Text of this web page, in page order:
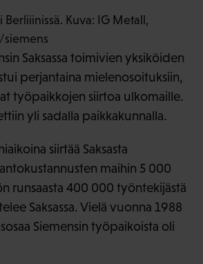
Saksassa toimivien yksiköiden
perjantaina mielenosoituksiin,
työpaikkojen siirtoa ulkomaille.
yli sadalla paikkakunnalla.
siirtää Saksasta
maihin 5 000
runsaasta 400 000 työntekijästä
Saksassa. Vielä vuonna 1988
Siemensin työpaikoista oli